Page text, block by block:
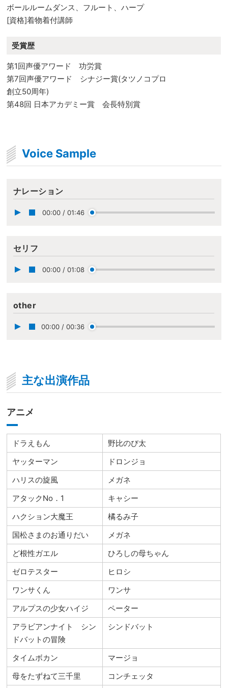
ボールルームダンス、フルート、ハープ
[資格]着物着付講師
受賞歴
第1回声優アワード 功労賞
第7回声優アワード シナジー賞(タツノコプロ
創立50周年)
第48回 日本アカデミー賞 会長特別賞
Voice Sample
ナレーション
00:00 / 01:46
セリフ
00:00 / 01:08
other
00:00 / 00:36
主な出演作品
アニメ
ドラえもん
野比のび太
ヤッターマン
ドロンジョ
ハリスの旋風
メガネ
アタックNo．1
キャシー
ハクション大魔王
橘るみ子
国松さまのお通りだい
メガネ
ど根性ガエル
ひろしの母ちゃん
ゼロテスター
ヒロシ
ワンサくん
ワンサ
アルプスの少女ハイジ
ペーター
アラビアンナイト シン
ドバットの冒険
シンドバット
タイムボカン
マージョ
母をたずねて三千里
コンチェッタ